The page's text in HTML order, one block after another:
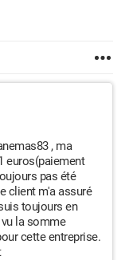
, ma
euros(paiement
pas été
client m'a assuré
toujours en
la somme
cette entreprise.